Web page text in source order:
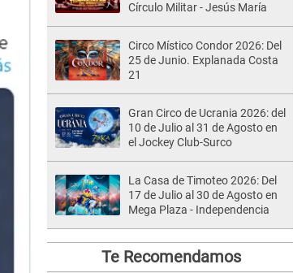
Círculo Militar - Jesús María
Circo Místico Condor 2026: Del
25 de Junio. Explanada Costa
21
Gran Circo de Ucrania 2026: del
10 de Julio al 31 de Agosto en
el Jockey Club-Surco
La Casa de Timoteo 2026: Del
17 de Julio al 30 de Agosto en
Mega Plaza - Independencia
Te Recomendamos